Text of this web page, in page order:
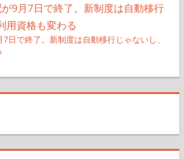
日で終了。新制度は自動移行じゃないし、